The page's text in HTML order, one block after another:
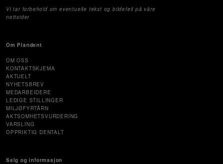
Vi tar forbehold om eventuelle tekst og bildefeil på våre
nettsider
Om Plandent
OM OSS
KONTAKTSKJEMA
AKTUELT
NYHETSBREV
MEDARBEIDERE
LEDIGE STILLINGER
MILJØFYRTÅRN
AKTSOMHETSVURDERING
VARSLING
OPPRIKTIG DENTALT
Salg og informasjon